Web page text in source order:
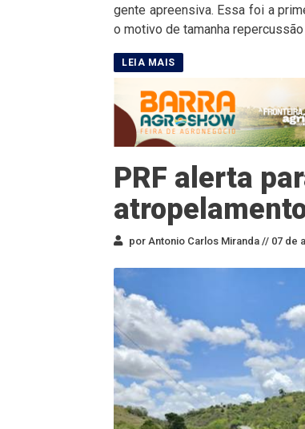
gente apreensiva. Essa foi a
o motivo de tamanha repercussão
PRF alerta
por Antonio Carlos Miranda // 07 de